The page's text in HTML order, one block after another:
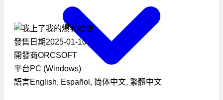
發售日期2025-01-10
開發商ORCSOFT
平台PC (Windows)
語言English, Español, 简体中文, 繁體中文